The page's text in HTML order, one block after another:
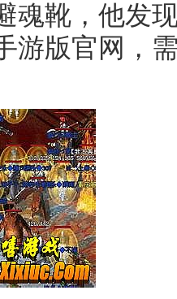
魂靴，他发
游版官网，